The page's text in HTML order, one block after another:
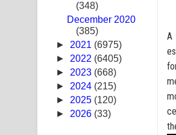
Raawaya Song
Saddeta Denna
Kaalaya Song Lyrics
Aramuna Song
(348)
December 2020
(385)
► 2021 (6975)
► 2022 (6405)
► 2023 (668)
► 2024 (215)
► 2025 (120)
► 2026 (33)
A